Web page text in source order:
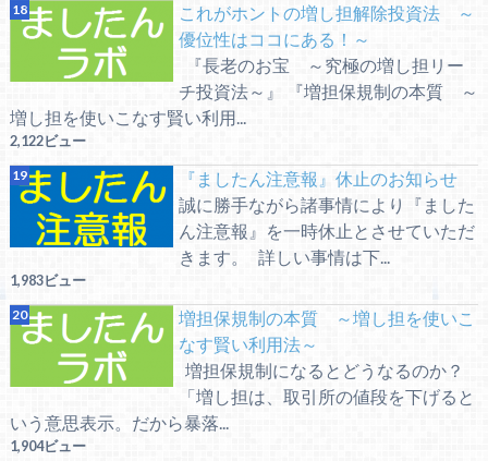
これがホントの増し担解除投資法 ～
優位性はココにある！～
『長老のお宝 ～究極の増し担リー
チ投資法～』 『増担保規制の本質 ～
増し担を使いこなす賢い利用...
2,122ビュー
『ましたん注意報』休止のお知らせ
誠に勝手ながら諸事情により『ました
ん注意報』を一時休止とさせていただ
きます。 詳しい事情は下...
1,983ビュー
増担保規制の本質 ～増し担を使いこ
なす賢い利用法～
増担保規制になるとどうなるのか？
「増し担は、取引所の値段を下げると
いう意思表示。だから暴落...
1,904ビュー